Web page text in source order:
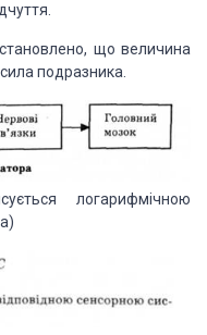
що величина
подразника.
логарифмічною